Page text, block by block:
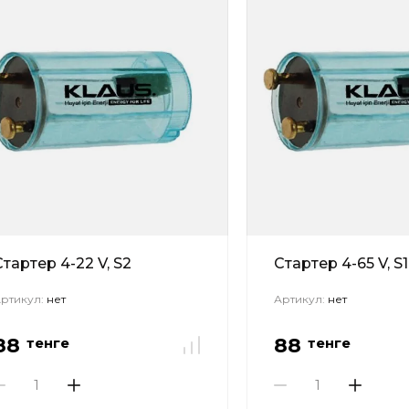
4-22 V, S2
нет
тенге
Стартер 4-65 V,
Артикул: нет
88 тенге